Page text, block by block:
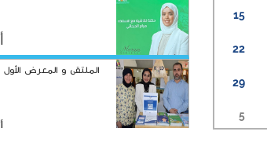
الملتقى و المعرض
15
22
29
5